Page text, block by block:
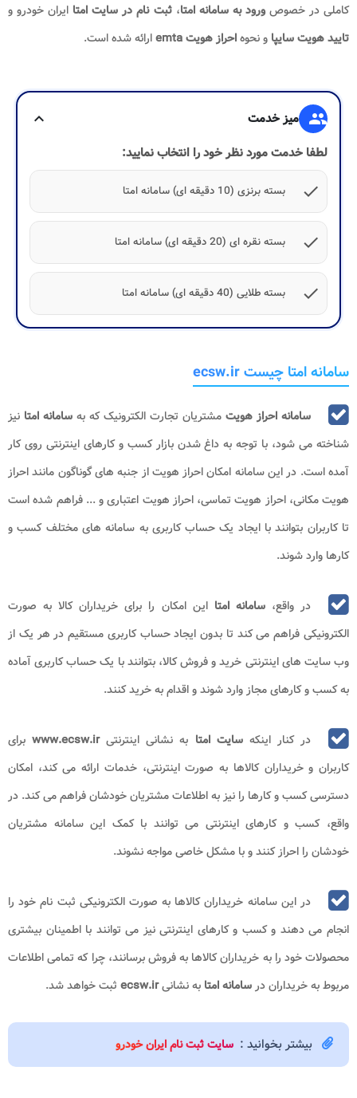
کاملی در خصوصورود به سامانه امتا،ثبت نام در سایت امتا ایران خودرو و
تایید هویت سایپا و نحوهاحراز هویت emta ارائه شده است.
group میز خدمت
expand_more
لطفا خدمت مورد نظر خود را انتخاب نمایید:
check
بسته برنزی (10 دقیقه ای) سامانه امتا
check بسته نقره ای (20 دقیقه ای) سامانه امتا
check بسته طلایی (40 دقیقه ای) سامانه امتا
سامانه امتا چیست ecsw.ir
سامانه احراز هویت مشتریان تجارت الکترونیک که به سامانه امتا نیز
شناخته می شود، با توجه به داغ شدن بازار کسب و کارهای اینترنتی روی کار
آمده است. در این سامانه امکان احراز هویت از جنبه های گوناگون مانند احراز
هویت مکانی، احراز هویت تماسی، احراز هویت اعتباری و ... فراهم شده است
تا کاربران بتوانند با ایجاد یک حساب کاربری به سامانه های مختلف کسب و
کارها وارد شوند.
در واقع،سامانه امتا این امکان را برای خریداران کالا به صورت
الکترونیکی فراهم می کند تا بدون ایجاد حساب کاربری مستقیم در هر یک از
وب سایت های اینترنتی خرید و فروش کالا، بتوانند با یک حساب کاربری آماده
به کسب و کارهای مجاز وارد شوند و اقدام به خرید کنند.
در کنار اینکه سایت امتا به نشانی اینترنتیwww.ecsw.ir
برای
کاربران و خریداران کالاها به صورت اینترنتی، خدمات ارائه می کند، امکان
دسترسی کسب و کارها را نیز به اطلاعات مشتریان خودشان فراهم می کند. در
واقع، کسب و کارهای اینترنتی می توانند با کمک این سامانه مشتریان
خودشان را احراز کنند و با مشکل خاصی مواجه نشوند.
در این سامانه خریداران کالاها به صورت الکترونیکی ثبت نام خود را
انجام می دهند و کسب و کارهای اینترنتی نیز می توانند با اطمینان بیشتری
محصولات خود را به خریداران کالاها به فروش برسانند، چرا که تمامی اطلاعات
مربوط به خریداران درسامانه امتا به نشانیecsw.ir ثبت خواهد شد.
بیشتر بخوانید : سایت ثبت نام ایران خودرو